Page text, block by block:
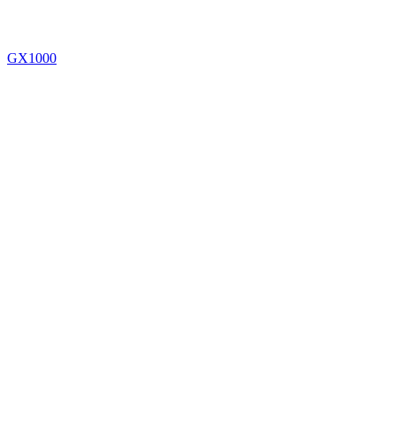
GX1000